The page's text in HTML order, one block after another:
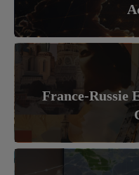
France-Russie